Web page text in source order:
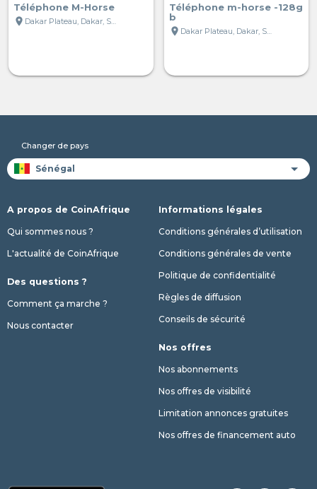
Téléphone M-Horse
location_on
Dakar Plateau, Dakar, Sénégal
Téléphone m-horse -128g
b
location_on
Dakar Plateau, Dakar, Sénégal
Changer de pays
A propos de CoinAfrique
Qui sommes nous ?
L'actualité de CoinAfrique
Des questions ?
Comment ça marche ?
Nous contacter
Informations légales
Conditions générales d’utilisation
Conditions générales de vente
Politique de confidentialité
Règles de diffusion
Conseils de sécurité
Nos offres
Nos abonnements
Nos offres de visibilité
Limitation annonces gratuites
Nos offres de financement auto